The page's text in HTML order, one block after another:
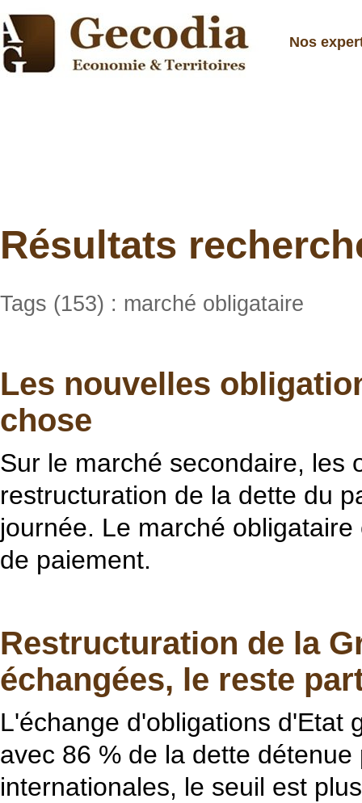
Nos
Résultats
Tags (153) : marché obligataire
Les nouvelles
chose
Sur le marché secondaire, les
restructuration de la dette du
journée. Le marché
de paiement.
Restructuration de la
échangées, le reste
L'échange d'obligations d'Etat
avec 86 % de la dette
internationales, le seuil est